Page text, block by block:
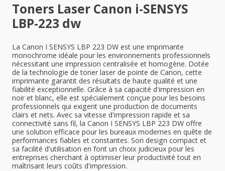
Toners Laser Canon i-SENSYS
LBP-223 dw
La Canon I SENSYS LBP 223 DW est une imprimante
monochrome idéale pour les environnements professionnels
nécessitant une impression centralisée et homogène. Dotée
de la technologie de toner laser de pointe de Canon, cette
imprimante garantit des résultats de haute qualité et une
fiabilité exceptionnelle. Grâce à sa capacité d'impression en
noir et blanc, elle est spécialement conçue pour les besoins
professionnels qui exigent une production de documents
clairs et nets. Avec sa vitesse d'impression rapide et sa
connectivité sans fil, la Canon I SENSYS LBP 223 DW offre
une solution efficace pour les bureaux modernes en quête de
performances fiables et constantes. Son design compact et
sa facilité d'utilisation en font un choix judicieux pour les
entreprises cherchant à optimiser leur productivité tout en
maîtrisant leurs coûts d'impression.